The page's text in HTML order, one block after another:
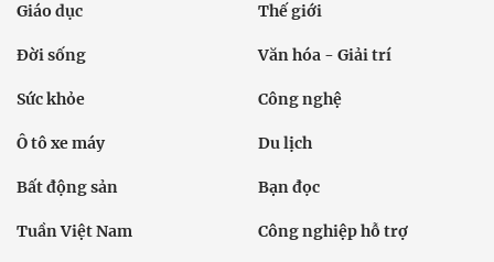
Giáo dục Thế giới
Đời sống Văn hóa - Giải trí
Sức khỏe Công nghệ
Ô tô xe máy Du lịch
Bất động sản Bạn đọc
Tuần Việt Nam Công nghiệp hỗ trợ